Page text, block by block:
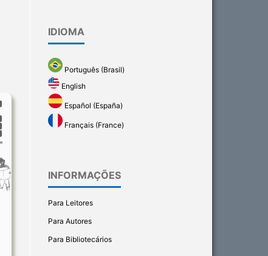
IDIOMA
Português (Brasil)
English
Español (España)
Français (France)
INFORMAÇÕES
Para Leitores
Para Autores
Para Bibliotecários